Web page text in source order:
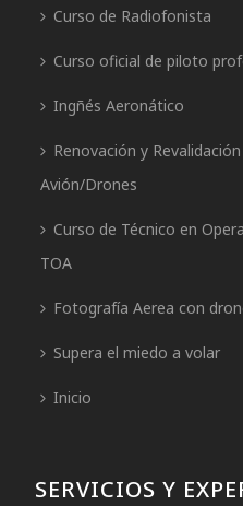
Curso de Radiofonista
Curso oficial de piloto
Ingñés Aeronático
Renovación y
Avión/Drones
Curso de Técnico en
TOA
Fotografía Aerea con
Supera el miedo a volar
Inicio
SERVICIOS Y